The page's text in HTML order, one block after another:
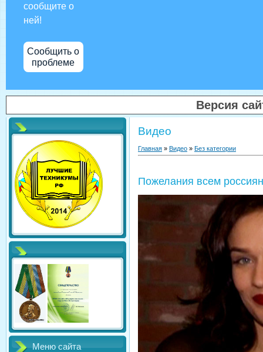
сообщите о
ней!
Сообщить о
проблеме
Версия
Меню сайта
Видео
Главная » Видео » Без категории
Пожелания всем